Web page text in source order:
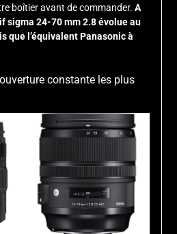
boîtier avant de commander. A
sigma 24-70 mm 2.8 évolue au
que l’équivalent Panasonic à
constante les plus